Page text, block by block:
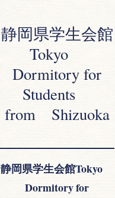
静岡県学生会館
Tokyo
Dormitory for
Students
from Shizuoka
静岡県学生会館Tokyo
Dormitory for